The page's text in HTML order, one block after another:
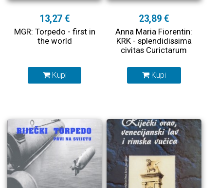
13,27 €
MGR: Torpedo - first in
the world
Kupi
23,89 €
Anna Maria Fiorentin:
KRK - splendidissima
civitas Curictarum
Kupi